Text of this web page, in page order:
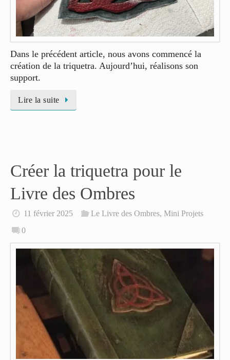
Dans le précédent article, nous avons commencé la
création de la triquetra. Aujourd’hui, réalisons son
support.
Lire la suite
Créer la triquetra pour le
Livre des Ombres
11 février 2025 Le Livre des Ombres, Mini Projets
0